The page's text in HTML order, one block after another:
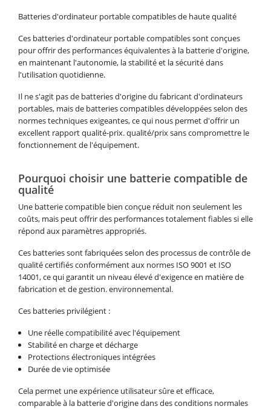
Batteries d'ordinateur portable compatibles de haute qualité
Ces batteries d'ordinateur portable compatibles sont conçues
pour offrir des performances équivalentes à la batterie d'origine,
en maintenant l'autonomie, la stabilité et la sécurité dans
l'utilisation quotidienne.
Il ne s'agit pas de batteries d'origine du fabricant d'ordinateurs
portables, mais de batteries compatibles développées selon des
normes techniques exigeantes, ce qui nous permet d'offrir un
excellent rapport qualité-prix. qualité/prix sans compromettre le
fonctionnement de l'équipement.
Pourquoi choisir une batterie compatible de
qualité
Une batterie compatible bien conçue réduit non seulement les
coûts, mais peut offrir des performances totalement fiables si elle
répond aux paramètres appropriés.
Ces batteries sont fabriquées selon des processus de contrôle de
qualité certifiés conformément aux normes ISO 9001 et ISO
14001, ce qui garantit un niveau élevé d'exigence en matière de
fabrication et de gestion. environnemental.
Ces batteries privilégient :
Une réelle compatibilité avec l'équipement
Stabilité en charge et décharge
Protections électroniques intégrées
Durée de vie optimisée
Cela permet une expérience utilisateur sûre et efficace,
comparable à la batterie d'origine dans des conditions normales